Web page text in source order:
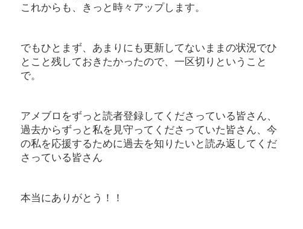
これからも、きっと時々アップします。
でもひとまず、あまりにも更新してないままの状況でひ
とこと残しておきたかったので、一区切りということ
で。
アメブロをずっと読者登録してくださっている皆さん、
過去からずっと私を見守ってくださっていた皆さん、今
の私を応援するために過去を知りたいと読み返してくだ
さっている皆さん
本当にありがとう！！